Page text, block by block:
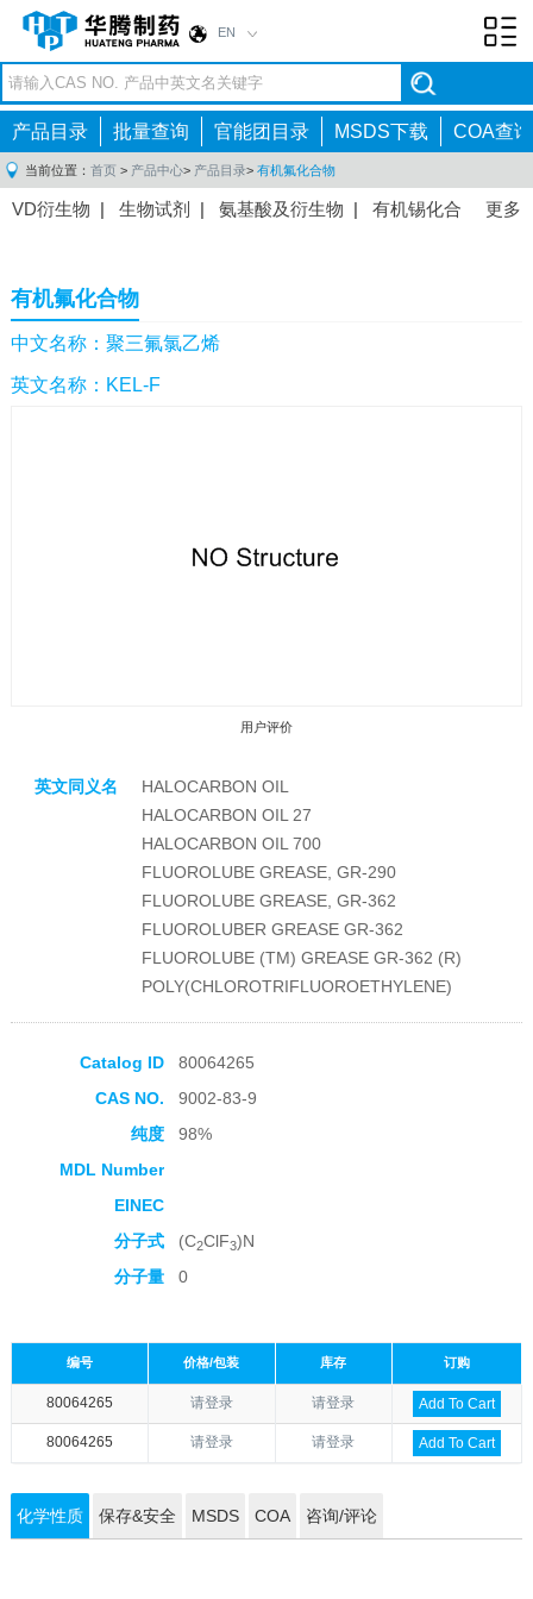
EN
产品目录 批量查询 官能团目录 MSDS下载 COA查询
当前位置： 首页 > 产品中心> 产品目录> 有机氟化合物
更多
VD衍生物 | 生物试剂 | 氨基酸及衍生物 | 有机锡化合
间体|抗高血压药物中间体
感染药物中间体|
体 |抗精神病药物中间体
药中间体|其他原料药中间体
有机氟化合物
中文名称：聚三氟氯乙烯
英文名称：KEL-F
用户评价
收藏产品
英文同义名
HALOCARBON OIL
HALOCARBON OIL 27
HALOCARBON OIL 700
FLUOROLUBE GREASE, GR-290
FLUOROLUBE GREASE, GR-362
FLUOROLUBER GREASE GR-362
FLUOROLUBE (TM) GREASE GR-362 (R)
POLY(CHLOROTRIFLUOROETHYLENE)
Catalog ID
80064265
CAS NO.
9002-83-9
纯度
98%
MDL Number
EINEC
分子式
(C2ClF3)N
分子量
0
编号 价格/包装 库存 订购
80064265 请登录 请登录 Add To Cart
80064265 请登录 请登录 Add To Cart
化学性质 保存&安全 MSDS COA 咨询/评论